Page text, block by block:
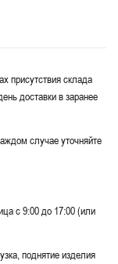
присутствия склада
доставки в заранее
случае уточняйте
с 9:00 до 17:00 (или
поднятие изделия